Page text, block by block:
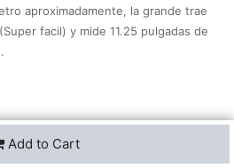
aproximadamente, la grande trae
facil) y mide 11.25 pulgadas de
Add to Cart